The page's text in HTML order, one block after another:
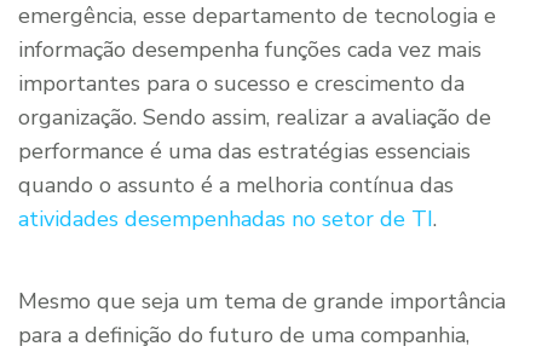
emergência, esse departamento de tecnologia e
informação desempenha funções cada vez mais
importantes para o sucesso e crescimento da
organização. Sendo assim, realizar a avaliação de
performance é uma das estratégias essenciais
quando o assunto é a melhoria contínua das
atividades desempenhadas no setor de TI.
Mesmo que seja um tema de grande importância
para a definição do futuro de uma companhia,